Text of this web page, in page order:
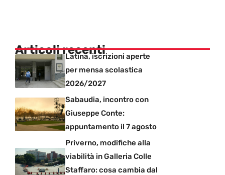
Articoli recentiLatina, iscrizioni aperte
per mensa scolastica
2026/2027
Sabaudia, incontro con
Giuseppe Conte:
appuntamento il 7 agosto
Priverno, modifiche alla
viabilità in Galleria Colle
Staffaro: cosa cambia dal